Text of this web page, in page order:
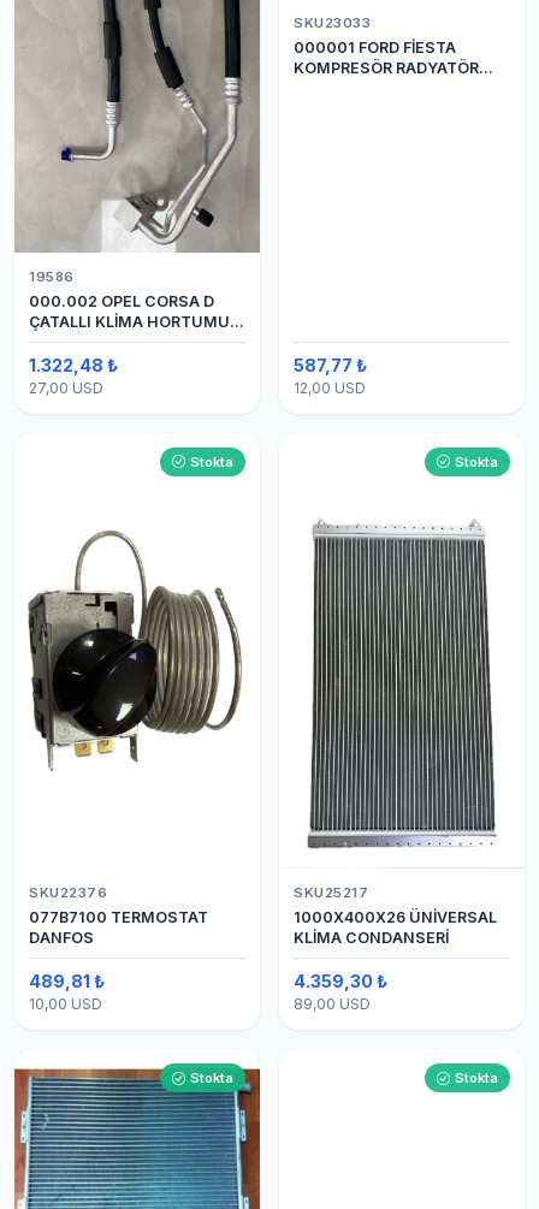
19586
000.002 OPEL CORSA D
ÇATALLI KLİMA HORTUMU
(OEM:1320335)
1.322,48 ₺
27,00 USD
SKU23033
000001 FORD FİESTA
KOMPRESÖR RADYATÖR
587,77 ₺
12,00 USD
Stokta
SKU22376
077B7100 TERMOSTAT
DANFOS
489,81 ₺
10,00 USD
Stokta
SKU25217
1000X400X26 ÜNİVERSAL
KLİMA CONDANSERİ
4.359,30 ₺
89,00 USD
Stokta Stokta